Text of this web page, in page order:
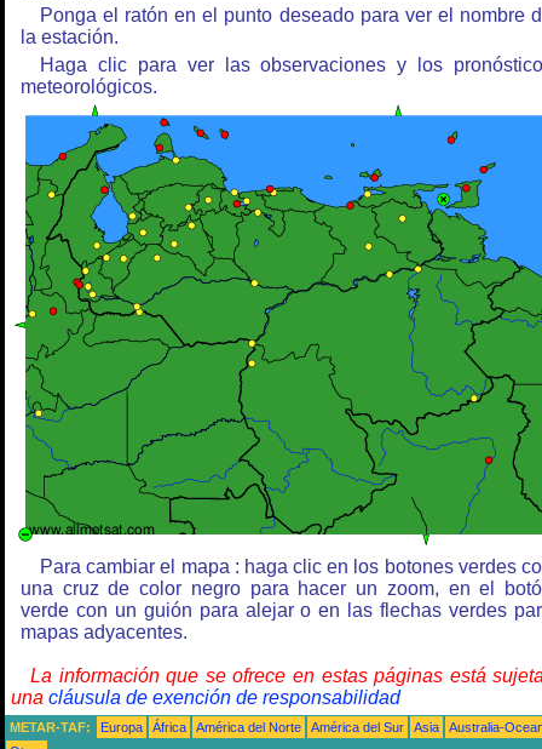
Ponga el ratón en el punto deseado para ver el nombre
la estación.
Haga clic para ver las observaciones y los
meteorológicos.
Para cambiar el mapa : haga clic en los botones verdes
una cruz de color negro para hacer un zoom, en el
verde con un guión para alejar o en las flechas verdes
mapas adyacentes.
La información que se ofrece en estas páginas está
una cláusula de exención de responsabilidad
METAR-TAF: Europa África América del Norte América del Sur Asia
Australia-